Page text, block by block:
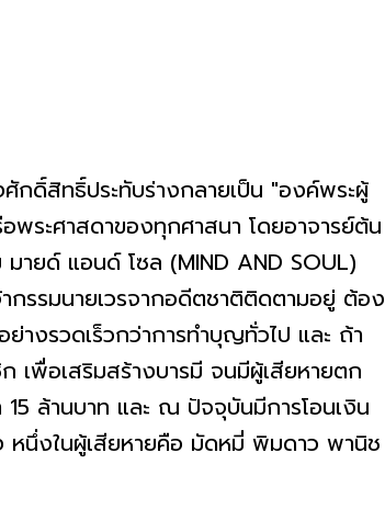
ดิ์สิทธิ์ประทับร่างกลายเป็น "องค์พระผู้
พระศาสดาของทุกศาสนา โดยอาจารย์ต้น
ายด์ แอนด์ โซล (MIND AND SOUL)
กรรมนายเวรจากอดีตชาติติดตามอยู่ ต้อง
างรวดเร็วกว่าการทำบุญทั่วไป และ ถ้า
เพื่อเสริมสร้างบารมี จนมีผู้เสียหายตก
15 ล้านบาท และ ณ ปัจจุบันมีการโอนเงิน
หนึ่งในผู้เสียหายคือ มัดหมี่ พิมดาว พานิช